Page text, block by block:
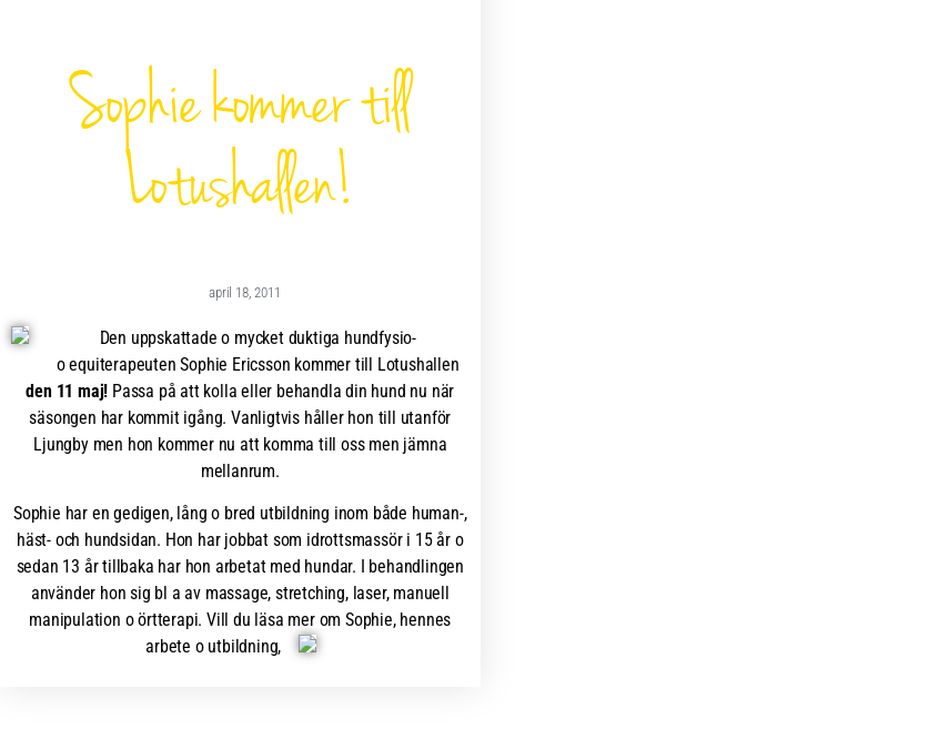
Sophie kommer till
Lotushallen!
april 18, 2011
Den uppskattade o mycket duktiga hundfysio-
o equiterapeuten Sophie Ericsson kommer till Lotushallen
den 11 maj! Passa på att kolla eller behandla din hund nu när
säsongen har kommit igång. Vanligtvis håller hon till utanför
Ljungby men hon kommer nu att komma till oss men jämna
mellanrum.
Sophie har en gedigen, lång o bred utbildning inom både human-,
häst- och hundsidan. Hon har jobbat som idrottsmassör i 15 år o
sedan 13 år tillbaka har hon arbetat med hundar. I behandlingen
använder hon sig bl a av massage, stretching, laser, manuell
manipulation o örtterapi. Vill du läsa mer om Sophie, hennes
arbete o utbildning,